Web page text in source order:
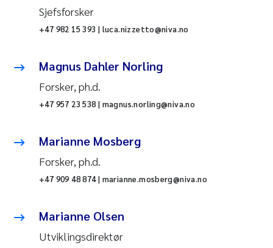
Sjefsforsker
+47 982 15 393 | luca.nizzetto@niva.no
Magnus Dahler Norling
Forsker, ph.d.
+47 957 23 538 | magnus.norling@niva.no
Marianne Mosberg
Forsker, ph.d.
+47 909 48 874 | marianne.mosberg@niva.no
Marianne Olsen
Utviklingsdirektør